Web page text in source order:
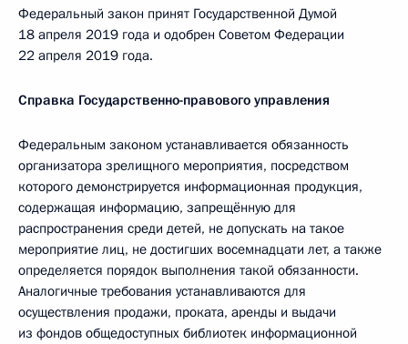
Федеральный закон принят Государственной Думой
18 апреля 2019 года и одобрен Советом Федерации
22 апреля 2019 года.
Справка Государственно-правового управления
Федеральным законом устанавливается обязанность
организатора зрелищного мероприятия, посредством
которого демонстрируется информационная продукция,
содержащая информацию, запрещённую для
распространения среди детей, не допускать на такое
мероприятие лиц, не достигших восемнадцати лет, а также
определяется порядок выполнения такой обязанности.
Аналогичные требования устанавливаются для
осуществления продажи, проката, аренды и выдачи
из фондов общедоступных библиотек информационной